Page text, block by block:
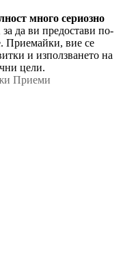
много сериозно
да ви предостави по-
Приемайки, вие се
и използването на
цели.
Приеми